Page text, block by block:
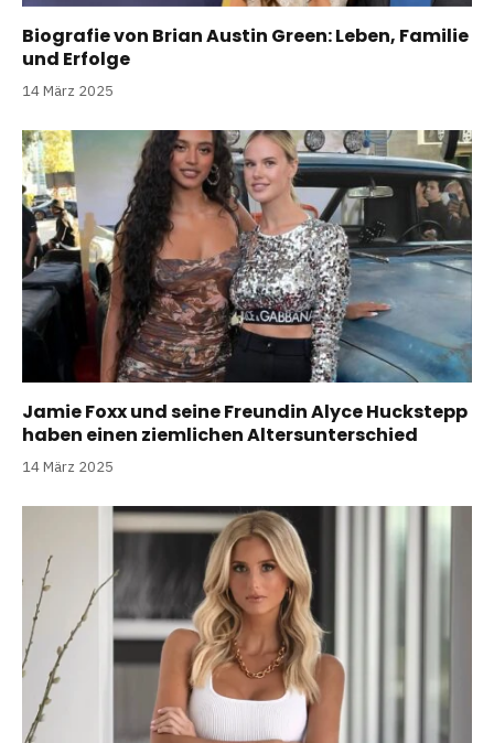
Biografie von Brian Austin Green: Leben, Familie
und Erfolge
14 März 2025
Jamie Foxx und seine Freundin Alyce Huckstepp
haben einen ziemlichen Altersunterschied
14 März 2025